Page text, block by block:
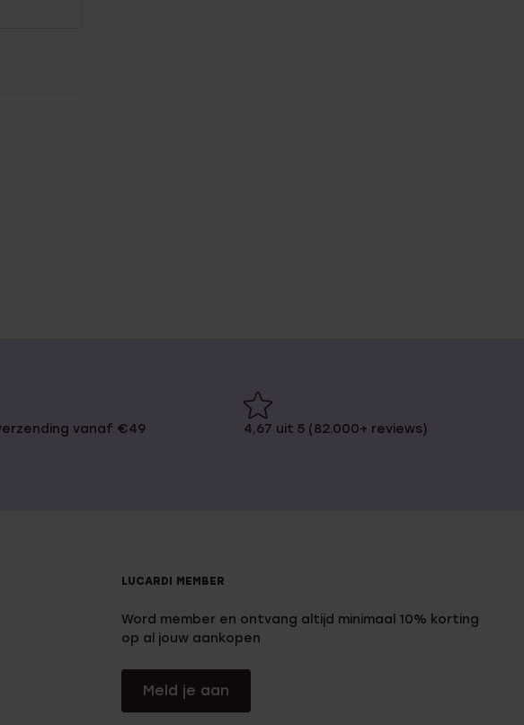
vanaf €49 4,67 uit 5 (82.000+ reviews)
LUCARDI MEMBER
Word member en ontvang altijd minimaal 10% korting
op al jouw aankopen
Meld je aan